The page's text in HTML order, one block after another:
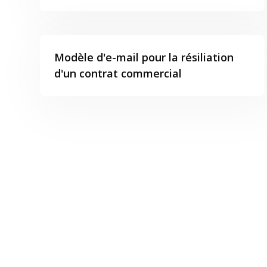
Modèle d'e-mail pour la résiliation
d'un contrat commercial